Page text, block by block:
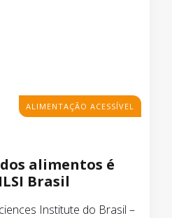
ALIMENTAÇÃO ACESSÍVEL
alimentos é
Brasil
Institute do Brasil –